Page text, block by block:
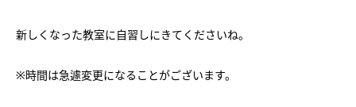
新しくなった教室に自習しにきてくださいね。
※時間は急遽変更になることがございます。